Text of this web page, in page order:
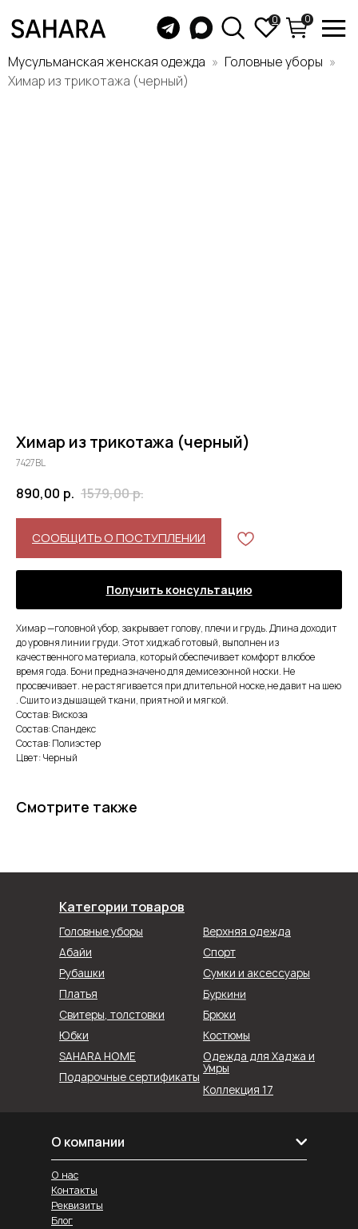
0
Мусульманская женская одежда
Головные уборы
Химар из трикотажа (черный)
Химар из трикотажа (черный)
7427BL
890,00 р. 1579,00р.
СООБЩИТЬ О ПОСТУПЛЕНИИ
Получить консультацию
Химар —головной убор, закрывает голову, плечи и грудь. Длина доходит
до уровня линии груди. Этот хиджаб готовый, выполнен из
качественного материала, который обеспечивает комфорт в любое
время года. Бони предназначено для демисезонной носки. Не
просвечивает. не растягивается при длительной носке,не давит на шею
. Сшито из дышащей ткани, приятной и мягкой.
Состав: Вискоза
Состав: Спандекс
Состав: Полиэстер
Цвет: Черный
Смотрите также
Категории товаров
Головные уборы
Абайи
Рубашки
Коллекция 17
Спорт
Верхняя одежда
Сумки и аксессуары
Юбки
Брюки
SAHARA HOME
Платья
Свитеры, толстовки
Буркини
Костюмы
Подарочные сертификаты
Одежда для Хаджа и
Умры
О компании
Реквизиты
Блог
О нас
Контакты